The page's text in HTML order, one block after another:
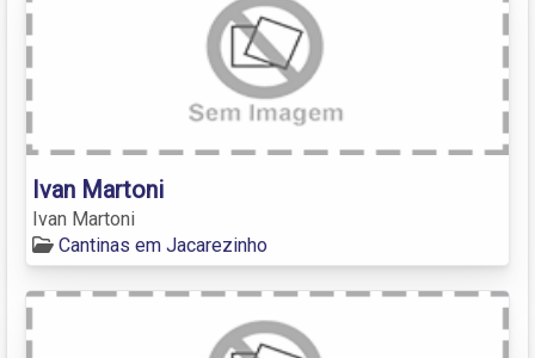
Ivan Martoni
Ivan Martoni
Cantinas em Jacarezinho